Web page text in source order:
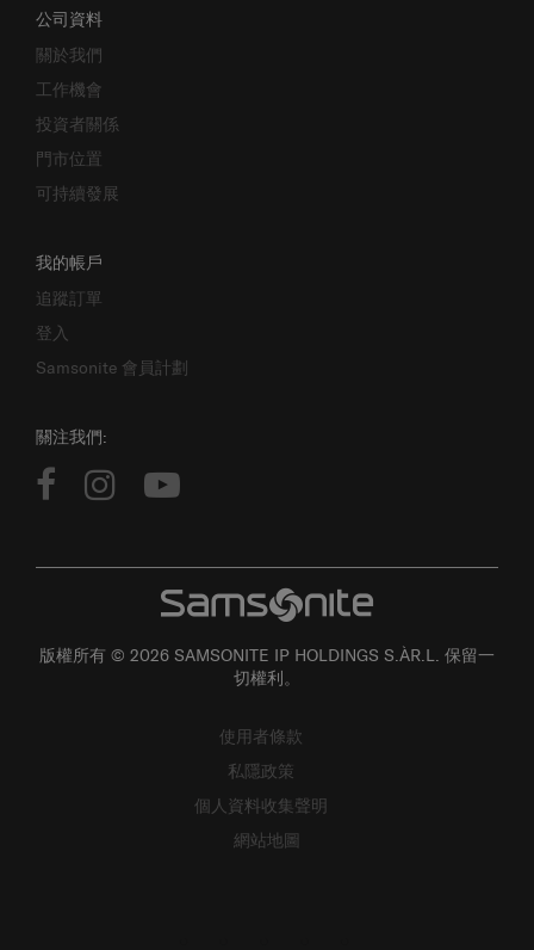
公司資料
關於我們
工作機會
投資者關係
門市位置
可持續發展
我的帳戶
追蹤訂單
登入
Samsonite 會員計劃
關注我們:
版權所有 © 2026 SAMSONITE IP HOLDINGS S.ÀR.L. 保留一
切權利。
使用者條款
私隱政策
個人資料收集聲明
網站地圖